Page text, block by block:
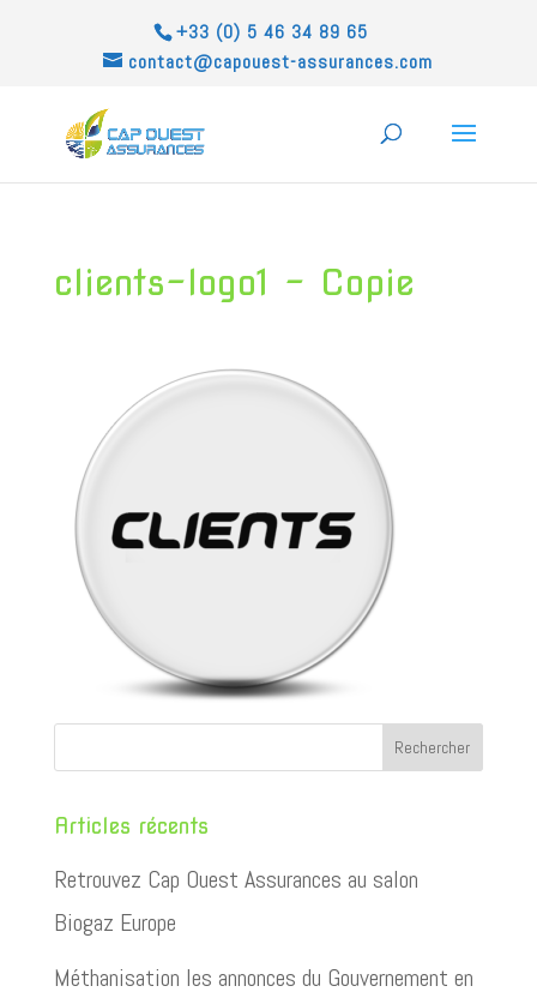
+33 (0) 5 46 34 89 65
contact@capouest-assurances.com
clients-logo1 – Copie
Articles récents
Retrouvez Cap Ouest Assurances au salon
Biogaz Europe
Méthanisation les annonces du Gouvernement en